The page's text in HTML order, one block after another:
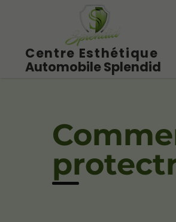
Centre Esthétique
Automobile Splendid